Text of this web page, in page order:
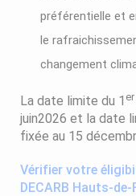
préférentielle et
le
changement
La date limite du 1 er
juin2026 et la date
fixée au 15
Vérifier votre
DECARB Hauts-